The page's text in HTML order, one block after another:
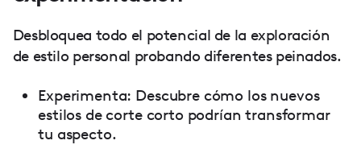
Desbloquea todo el potencial de la exploración
de estilo personal probando diferentes peinados.
Experimenta: Descubre cómo los nuevos
estilos de corte corto podrían transformar
tu aspecto.